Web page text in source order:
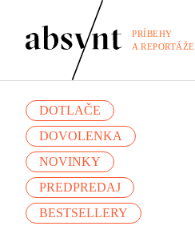
PRÍBEHY
A REPORTÁŽE
DOTLAČE
DOVOLENKA
NOVINKY
PREDPREDAJ
BESTSELLERY